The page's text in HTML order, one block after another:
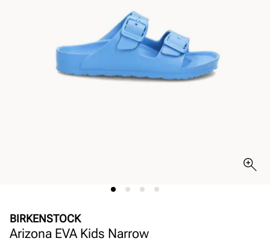
BIRKENSTOCK
Arizona EVA Kids Narrow